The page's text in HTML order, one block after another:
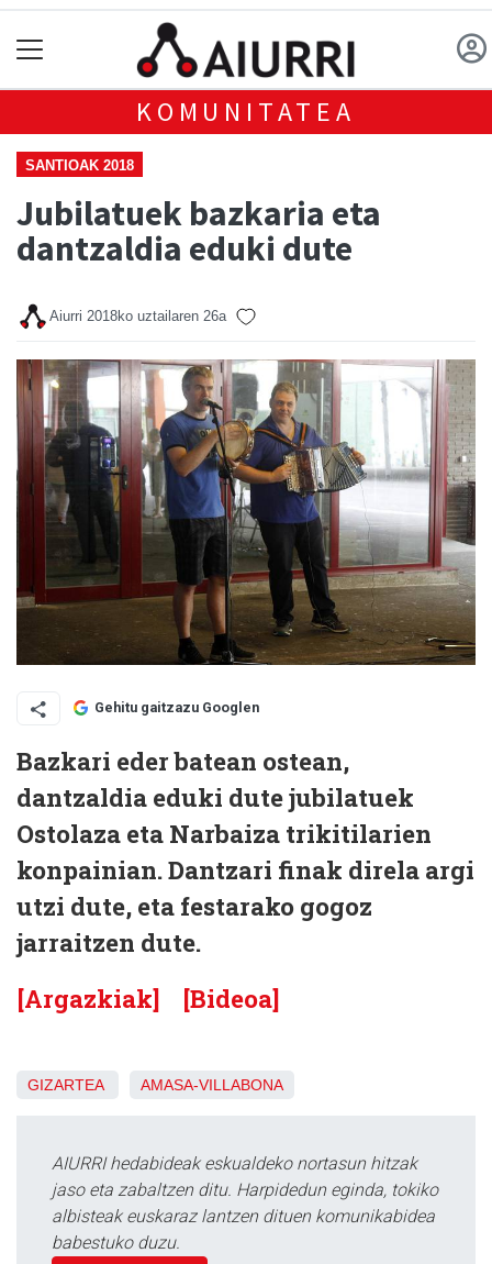
KOMUNITATEA
SANTIOAK 2018
Jubilatuek bazkaria eta
dantzaldia eduki dute
Aiurri 2018ko uztailaren 26a
Gehitu gaitzazu Googlen
Bazkari eder batean ostean,
dantzaldia eduki dute jubilatuek
Ostolaza eta Narbaiza trikitilarien
konpainian. Dantzari finak direla argi
utzi dute, eta festarako gogoz
jarraitzen dute.
[Argazkiak]
[Bideoa]
GIZARTEA AMASA-VILLABONA
AIURRI hedabideak eskualdeko nortasun hitzak
jaso eta zabaltzen ditu. Harpidedun eginda, tokiko
albisteak euskaraz lantzen dituen komunikabidea
babestuko duzu.